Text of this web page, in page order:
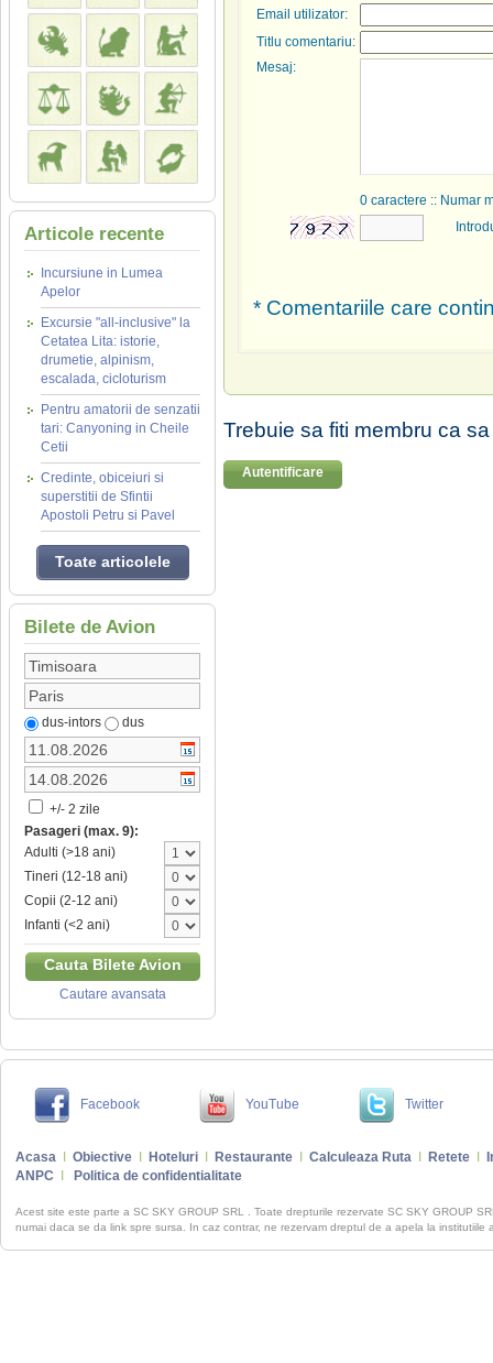
Articole recente
Incursiune in Lumea
Apelor
Excursie "all-inclusive" la
Cetatea Lita: istorie,
drumetie, alpinism,
escalada, cicloturism
Pentru amatorii de senzatii
tari: Canyoning in Cheile
Cetii
Credinte, obiceiuri si
superstitii de Sfintii
Apostoli Petru si Pavel
Toate articolele
Bilete de Avion
dus-intors dus
+/- 2 zile
Pasageri (max. 9):
Adulti (>18 ani)
Tineri (12-18 ani)
Copii (2-12 ani)
Infanti (<2 ani)
Cauta Bilete Avion
Cautare avansata
Email utilizator:
Titlu comentariu:
Mesaj:
0 caractere :: Numar
* Comentariile care
Trebuie sa fiti membru ca
Autentificare
Facebook YouTube Twitter
Acasa Obiective Hoteluri Restaurante Calculeaza Ruta Retete
ANPC
Politica de confidentialitate
Acest site este parte a SC SKY GROUP SRL . Toate drepturile rezervate SC SKY GROUP
numai daca se da link spre sursa. In caz contrar, ne rezervam dreptul de a apela la institutiile